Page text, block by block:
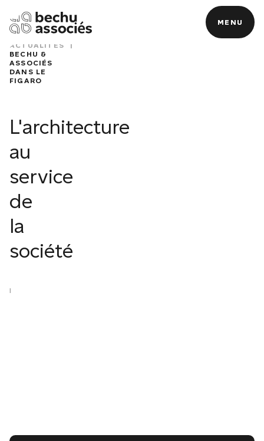
MENU
MENU
RETOUR
|
ACCUEIL
|
ACTUALITÉS
|
BECHU &
ASSOCIÉS
DANS LE
FIGARO
L'architecture
au
service
de
la
société
|